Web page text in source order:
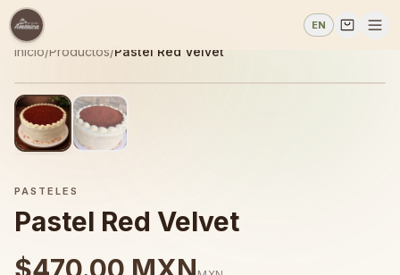
EN
Inicio/Productos/Pastel Red Velvet
PASTELES
Pastel Red Velvet